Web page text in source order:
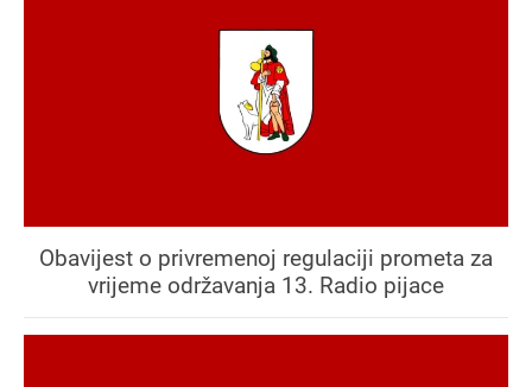
Obavijest o privremenoj regulaciji prometa za
vrijeme održavanja 13. Radio pijace